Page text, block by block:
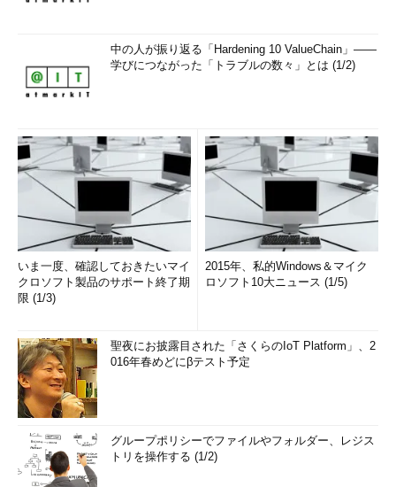
中の人が振り返る「Hardening 10 ValueChain」――
学びにつながった「トラブルの数々」とは (1/2)
いま一度、確認しておきたいマイ
クロソフト製品のサポート終了期
限 (1/3)
2015年、私的Windows＆マイク
ロソフト10大ニュース (1/5)
聖夜にお披露目された「さくらのIoT Platform」、2
016年春めどにβテスト予定
グループポリシーでファイルやフォルダー、レジス
トリを操作する (1/2)